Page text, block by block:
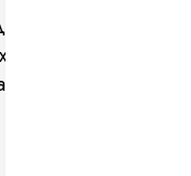
занимается
для
машин и